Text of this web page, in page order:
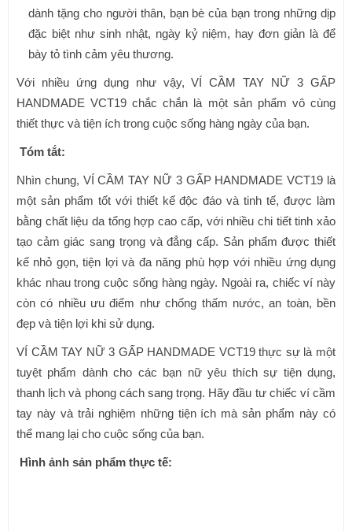
dành tặng cho người thân, bạn bè của bạn trong những dịp
đặc biệt như sinh nhật, ngày kỷ niệm, hay đơn giản là để
bày tỏ tình cảm yêu thương.
Với nhiều ứng dụng như vậy, VÍ CẦM TAY NỮ 3 GẤP
HANDMADE VCT19 chắc chắn là một sản phẩm vô cùng
thiết thực và tiện ích trong cuộc sống hàng ngày của bạn.
Tóm tắt:
Nhìn chung, VÍ CẦM TAY NỮ 3 GẤP HANDMADE VCT19 là
một sản phẩm tốt với thiết kế độc đáo và tinh tế, được làm
bằng chất liệu da tổng hợp cao cấp, với nhiều chi tiết tinh xảo
tạo cảm giác sang trọng và đẳng cấp. Sản phẩm được thiết
kế nhỏ gọn, tiện lợi và đa năng phù hợp với nhiều ứng dụng
khác nhau trong cuộc sống hàng ngày. Ngoài ra, chiếc ví này
còn có nhiều ưu điểm như chống thấm nước, an toàn, bền
đẹp và tiện lợi khi sử dụng.
VÍ CẦM TAY NỮ 3 GẤP HANDMADE VCT19 thực sự là một
tuyệt phẩm dành cho các bạn nữ yêu thích sự tiện dụng,
thanh lịch và phong cách sang trọng. Hãy đầu tư chiếc ví cầm
tay này và trải nghiệm những tiện ích mà sản phẩm này có
thể mang lại cho cuộc sống của bạn.
Hình ảnh sản phẩm thực tế: